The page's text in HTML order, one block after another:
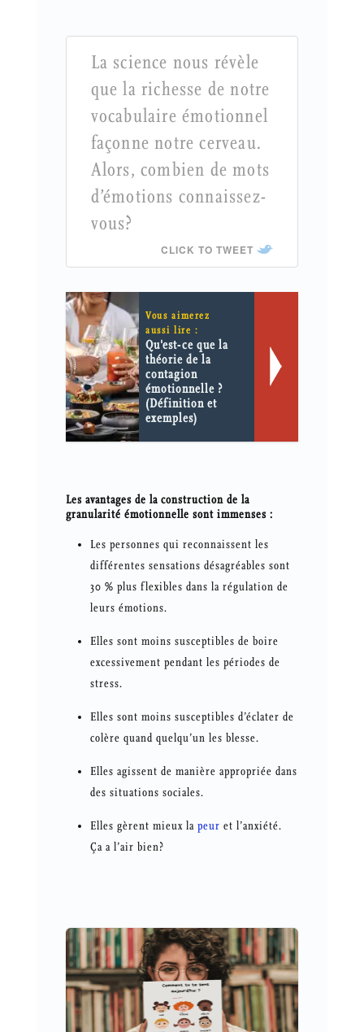
La science nous révèle
que la richesse de notre
vocabulaire émotionnel
façonne notre cerveau.
Alors, combien de mots
d’émotions connaissez-
vous?
CLICK TO TWEET
Vous aimerez
aussi lire :
Qu'est-ce que la
théorie de la
contagion
émotionnelle ?
(Définition et
exemples)
Les avantages de la construction de la
granularité émotionnelle sont immenses :
Les personnes qui reconnaissent les
différentes sensations désagréables sont
30 % plus flexibles dans la régulation de
leurs émotions.
Elles sont moins susceptibles de boire
excessivement pendant les périodes de
stress.
Elles sont moins susceptibles d’éclater de
colère quand quelqu’un les blesse.
Elles agissent de manière appropriée dans
des situations sociales.
Elles gèrent mieux la peur et l’anxiété.
Ça a l’air bien?